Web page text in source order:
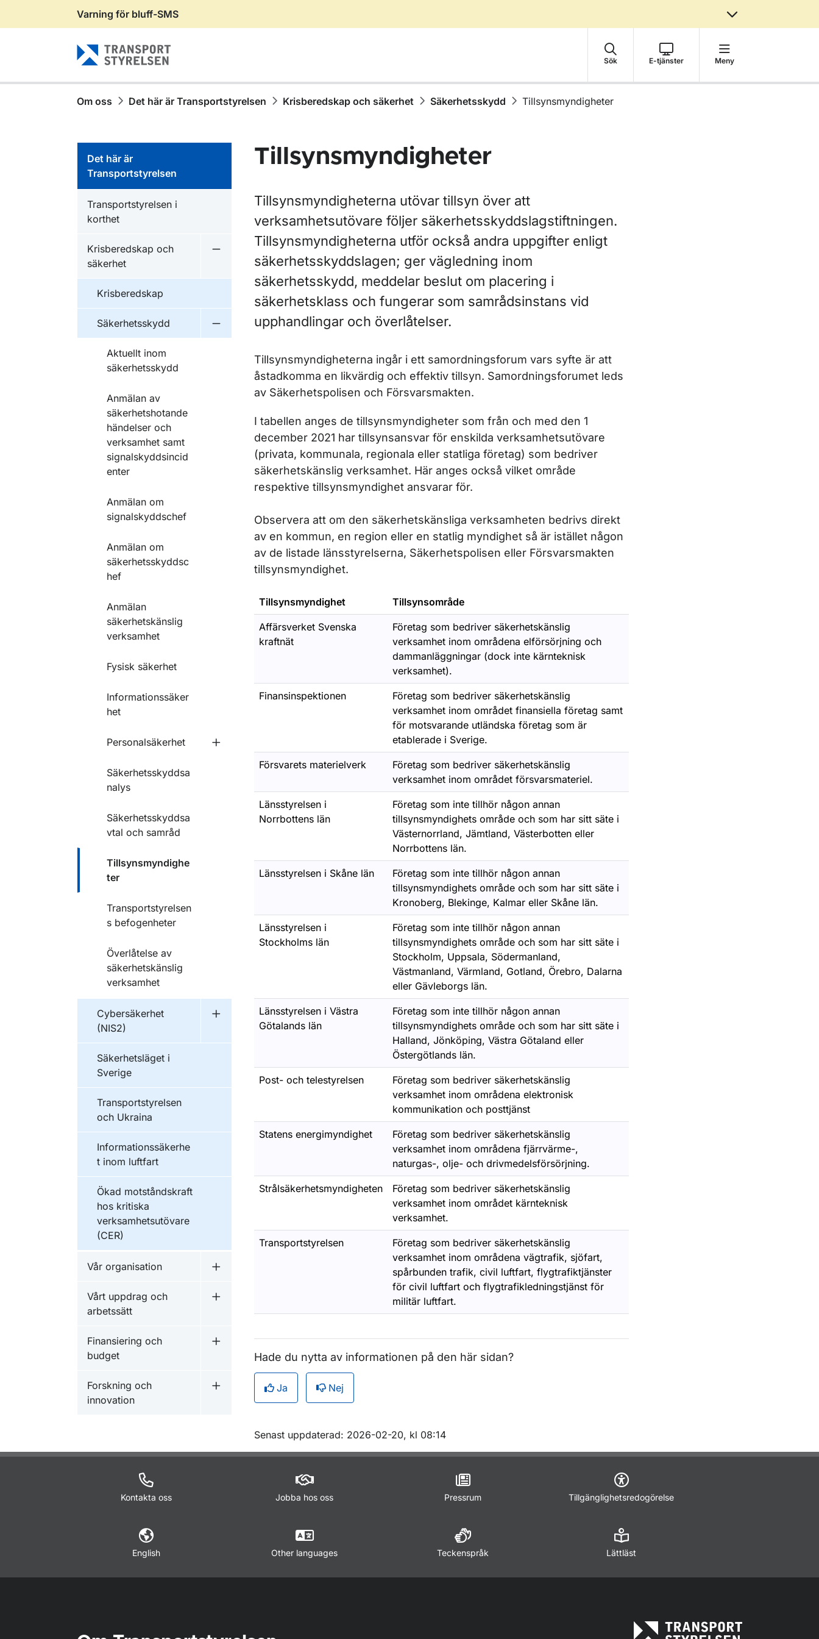
Gå till sidans innehåll
Varning för bluff-SMS
Sök E-tjänster Meny
Om oss Det här är Transportstyrelsen Krisberedskap och säkerhet Säkerhetsskydd Tillsynsmyndigheter
Det här är
Transportstyrelsen
Transportstyrelsen i
korthet
Krisberedskap och
säkerhet
Undermeny för Krisberedskap och säkerhet
Krisberedskap
Säkerhetsskydd
Undermeny för Säkerhetsskydd
Aktuellt inom
säkerhetsskydd
Anmälan av
säkerhetshotande
händelser och
verksamhet samt
signalskyddsincid
enter
Anmälan om
signalskyddschef
Anmälan om
säkerhetsskyddsc
hef
Anmälan
säkerhetskänslig
verksamhet
Fysisk säkerhet
Informationssäker
het
Personalsäkerhet
Undermeny för Personalsäkerhet
Säkerhetsskyddsa
nalys
Säkerhetsskyddsa
vtal och samråd
Tillsynsmyndighe
ter
Transportstyrelsen
s befogenheter
Överlåtelse av
säkerhetskänslig
verksamhet
Cybersäkerhet
(NIS2)
Undermeny för Cybersäkerhet (NIS2)
Säkerhetsläget i
Sverige
Transportstyrelsen
och Ukraina
Informationssäkerhe
t inom luftfart
Ökad motståndskraft
hos kritiska
verksamhetsutövare
(CER)
Vår organisation
Undermeny för Vår organisation
Vårt uppdrag och
arbetssätt
Undermeny för Vårt uppdrag och arbetssätt
Finansiering och
budget
Undermeny för Finansiering och budget
Forskning och
innovation
Undermeny för Forskning och innovation
Tillsynsmyndigheter
Tillsynsmyndigheterna utövar tillsyn över att
verksamhetsutövare följer säkerhetsskyddslagstiftningen.
Tillsynsmyndigheterna utför också andra uppgifter enligt
säkerhetsskyddslagen; ger vägledning inom
säkerhetsskydd, meddelar beslut om placering i
säkerhetsklass och fungerar som samrådsinstans vid
upphandlingar och överlåtelser.
Tillsynsmyndigheterna ingår i ett samordningsforum vars syfte är att
åstadkomma en likvärdig och effektiv tillsyn. Samordningsforumet leds
av Säkerhetspolisen och Försvarsmakten.
I tabellen anges de tillsynsmyndigheter som från och med den 1
december 2021 har tillsynsansvar för enskilda verksamhetsutövare
(privata, kommunala, regionala eller statliga företag) som bedriver
säkerhetskänslig verksamhet. Här anges också vilket område
respektive tillsynsmyndighet ansvarar för.
Observera att om den säkerhetskänsliga verksamheten bedrivs direkt
av en kommun, en region eller en statlig myndighet så är istället någon
av de listade länsstyrelserna, Säkerhetspolisen eller Försvarsmakten
tillsynsmyndighet.
Tillsynsmyndighet Tillsynsområde
Affärsverket Svenska
kraftnät
Företag som bedriver säkerhetskänslig
verksamhet inom områdena elförsörjning och
dammanläggningar (dock inte kärnteknisk
verksamhet).
Finansinspektionen
Företag som bedriver säkerhetskänslig
verksamhet inom området finansiella företag samt
för motsvarande utländska företag som är
etablerade i Sverige.
Försvarets materielverk
Företag som bedriver säkerhetskänslig
verksamhet inom området försvarsmateriel.
Länsstyrelsen i
Norrbottens län
Företag som inte tillhör någon annan
tillsynsmyndighets område och som har sitt säte i
Västernorrland, Jämtland, Västerbotten eller
Norrbottens län.
Länsstyrelsen i Skåne län
Företag som inte tillhör någon annan
tillsynsmyndighets område och som har sitt säte i
Kronoberg, Blekinge, Kalmar eller Skåne län.
Länsstyrelsen i
Stockholms län
Företag som inte tillhör någon annan
tillsynsmyndighets område och som har sitt säte i
Stockholm, Uppsala, Södermanland,
Västmanland, Värmland, Gotland, Örebro, Dalarna
eller Gävleborgs län.
Länsstyrelsen i Västra
Götalands län
Företag som inte tillhör någon annan
tillsynsmyndighets område och som har sitt säte i
Halland, Jönköping, Västra Götaland eller
Östergötlands län.
Post- och telestyrelsen
Företag som bedriver säkerhetskänslig
verksamhet inom områdena elektronisk
kommunikation och posttjänst
Statens energimyndighet
Företag som bedriver säkerhetskänslig
verksamhet inom områdena fjärrvärme-,
naturgas-, olje- och drivmedelsförsörjning.
Strålsäkerhetsmyndigheten
Företag som bedriver säkerhetskänslig
verksamhet inom området kärnteknisk
verksamhet.
Transportstyrelsen
Företag som bedriver säkerhetskänslig
verksamhet inom områdena vägtrafik, sjöfart,
spårbunden trafik, civil luftfart, flygtrafiktjänster
för civil luftfart och flygtrafikledningstjänst för
militär luftfart.
Hade du nytta av informationen på den här sidan?
Ja Nej
Om sidan
Senast uppdaterad: 2026-02-20, kl 08:14
Kontakta oss Jobba hos oss Pressrum Tillgänglighetsredogörelse
English Other languages Teckenspråk Lättläst